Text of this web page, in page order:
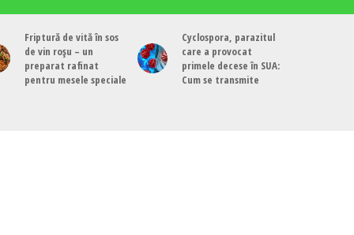
Friptură de vită în sos
de vin roșu – un
preparat rafinat
pentru mesele speciale
Cyclospora, parazitul
care a provocat
primele decese în SUA:
Cum se transmite